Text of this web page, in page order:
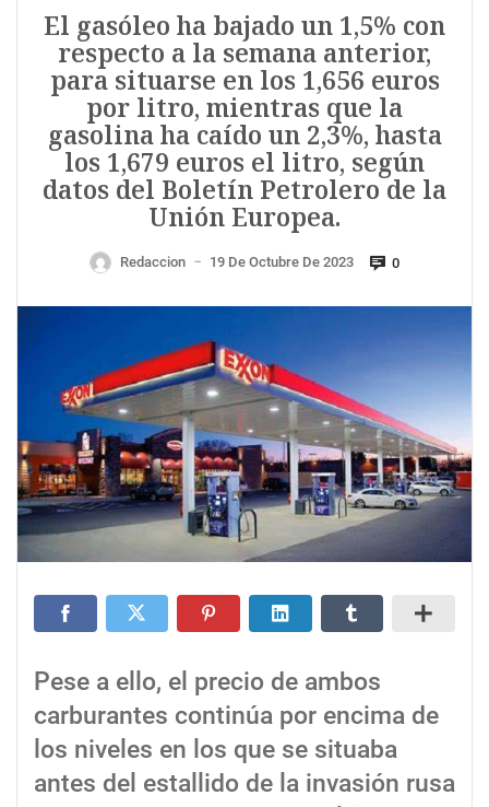
El gasóleo ha bajado un 1,5% con
respecto a la semana anterior,
para situarse en los 1,656 euros
por litro, mientras que la
gasolina ha caído un 2,3%, hasta
los 1,679 euros el litro, según
datos del Boletín Petrolero de la
Unión Europea.
Redaccion — 19 De Octubre De 2023 0
Pese a ello, el precio de ambos
carburantes continúa por encima de
los niveles en los que se situaba
antes del estallido de la invasión rusa